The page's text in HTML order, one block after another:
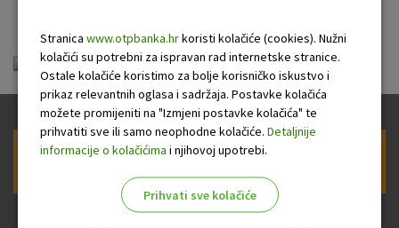
O nama Dnevno financijsko izvješće.pdf
Prijava na newsletter OTP banke
Stranica www.otpbanka.hrkoristi kolačiće (cookies). Nužni
kolačići su potrebni za ispravan rad internetske stranice.
Ostale kolačiće koristimo za bolje korisničko iskustvo i
prikaz relevantnih oglasa i sadržaja. Postavke kolačića
možete promijeniti na "Izmjeni postavke kolačića" te
prihvatiti sve ili samo neophodne kolačiće. Detaljnije
informacije o kolačićima i njihovoj upotrebi.
Prihvati sve kolačiće